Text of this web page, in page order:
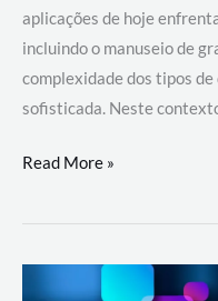
aplicações de hoje
incluindo o manuseio de
complexidade dos tipos de
sofisticada. Neste
Por
migrar
Read More »